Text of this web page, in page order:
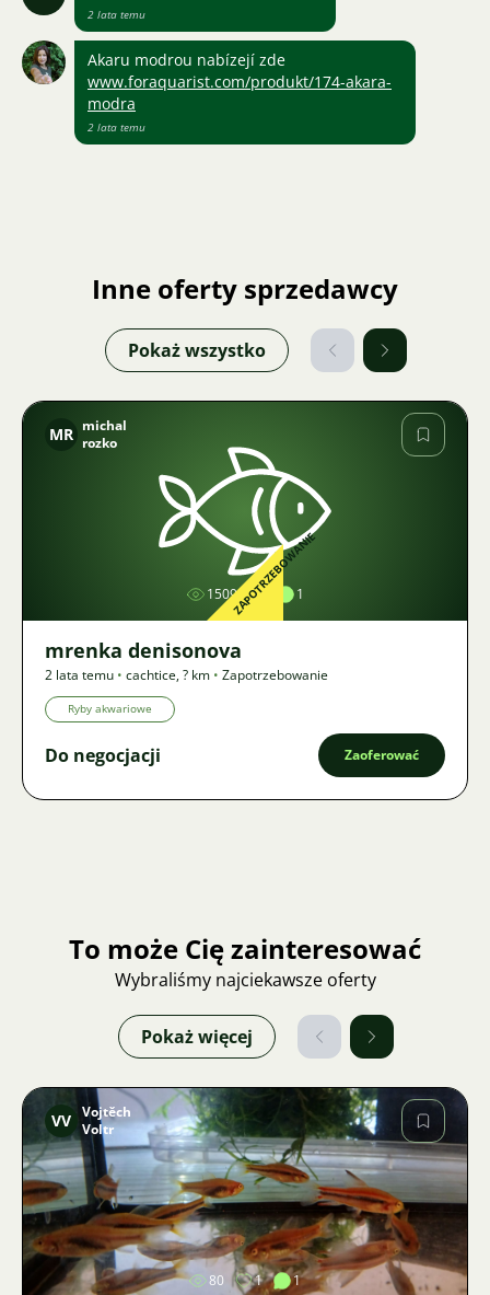
2 lata temu
Akaru modrou nabízejí zde
www.foraquarist.com/produkt/174-akara-
modra
2 lata temu
Inne oferty sprzedawcy
Pokaż wszystko
Zdjęcie
MR michal
rozko
1509 1
ZAPOTRZEBOWANIE
mrenka denisonova
2 lata temu • cachtice,? km • Zapotrzebowanie
Ryby akwariowe
Do negocjacji Zaoferować
To może Cię zainteresować
Wybraliśmy najciekawsze oferty
Pokaż więcej
Zdjęcie
VV Vojtěch
Voltr
80 1 1